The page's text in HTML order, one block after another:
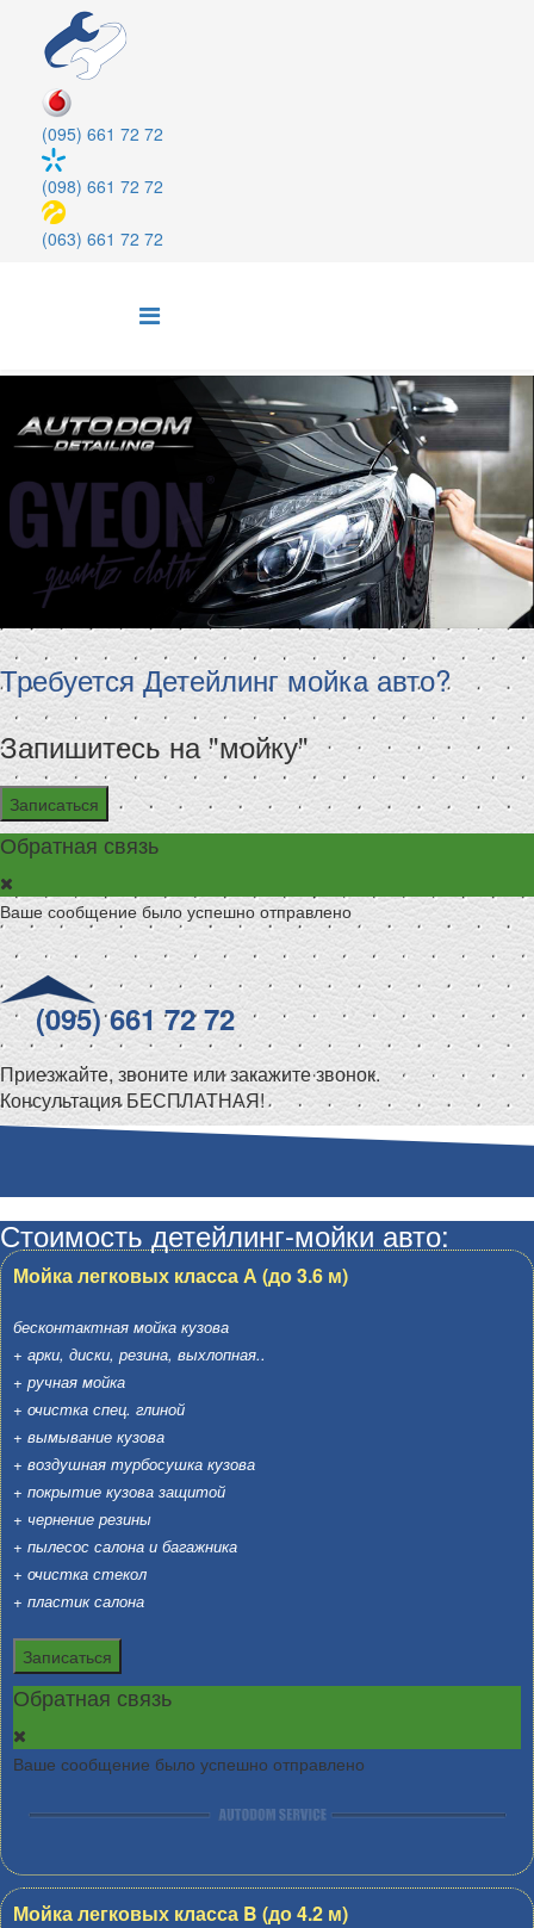
(095) 661 72 72
(098) 661 72 72
(063) 661 72 72
Требуется Детейлинг мойка авто?
Запишитесь на "мойку"
Записаться
Обратная связь
Ваше сообщение было успешно отправлено
(095) 661 72 72
Приезжайте, звоните или закажите звонок.
Консультация БЕСПЛАТНАЯ!
Стоимость детейлинг-мойки авто:
Мойка легковых класса А (до 3.6 м)
бесконтактная мойка кузова
+ арки, диски, резина, выхлопная..
+ ручная мойка
+ очистка спец. глиной
+ вымывание кузова
+ воздушная турбосушка кузова
+ покрытие кузова защитой
+ чернение резины
+ пылесос салона и багажника
+ очистка стекол
+ пластик салона
Записаться
Обратная связь
Ваше сообщение было успешно отправлено
Мойка легковых класса B (до 4.2 м)